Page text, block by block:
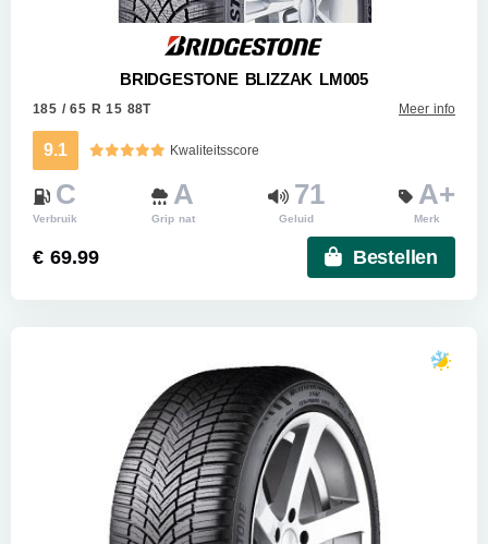
BRIDGESTONE BLIZZAK LM005
185 / 65 R 15 88T Meer info
9.1 Kwaliteitsscore
C
Verbruik
A
Grip nat
71
Geluid
A+
Merk
€ 69.99 Bestellen